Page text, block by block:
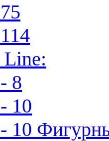
Line:
8
10
10